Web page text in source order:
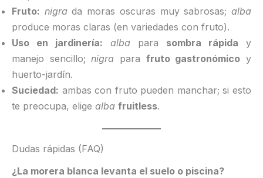
Fruto: nigrada moras oscuras muy sabrosas;alba
produce moras claras (en variedades con fruto).
Uso en jardinería:
alba para sombra rápida y
manejo sencillo;nigra para fruto gastronómico y
huerto-jardín.
Suciedad: ambas con fruto pueden manchar; si esto
te preocupa, elige alba fruitless.
Dudas rápidas (FAQ)
¿La morera blanca levanta el suelo o piscina?